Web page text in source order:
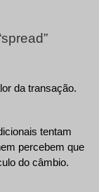
da transação.
tentam
percebem que
do câmbio.